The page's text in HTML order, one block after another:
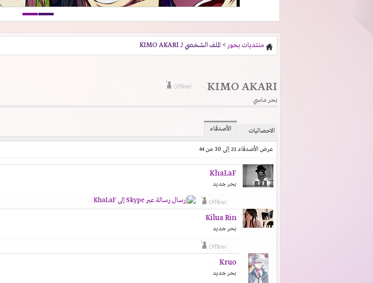
منتديات بحور > الملف الشخصي لـ KIMO AKARI
KIMO AKARI
بحر ماسي
الاحصائيات الأصدقاء
عرض الأصدقاء 21 إلى 30 من 44
KhaLaF
بحر جديد
Kilua Rin
بحر جديد
Kruo
بحر جديد